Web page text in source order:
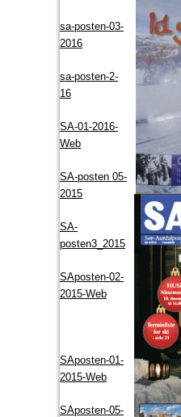
sa-posten-03-
2016
sa-posten-2-
16
SA-01-2016-
Web
SA-posten 05-
2015
SA-
posten3_2015
SAposten-02-
2015-Web
SAposten-01-
2015-Web
SAposten-05-